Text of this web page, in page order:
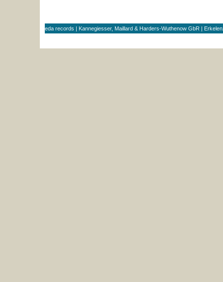
eda records | Kannegiesser, Maillard & Harders-Wuthenow GbR |